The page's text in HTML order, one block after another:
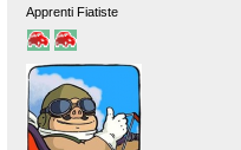
Apprenti Fiatiste